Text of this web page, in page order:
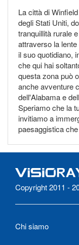
La città di
degli Stati Uniti,
tranquillità rurale
attraverso la
il suo quotidiano,
che qui hai
questa zona può
anche avventure
dell'Alabama e
Speriamo che la
invitiamo a
paesaggistica
Copyright 2011 -
Chi siamo